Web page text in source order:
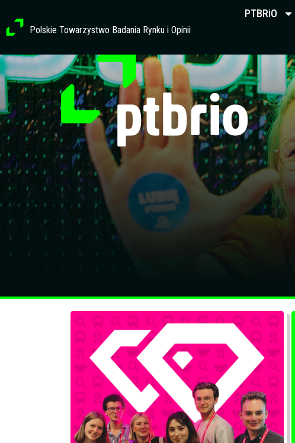
treści
Polskie Towarzystwo Badania Rynku i Opinii
PTBRiO
Polskie Towarzystwo Badania Rynku i
Od 1994 roku jesteśmy największym w Polsce
profesjonalnie zajmujące się badaniem zachowań
oraz wykorzystaniem insightów do wspierania rozwoju i
organizacji i marek.